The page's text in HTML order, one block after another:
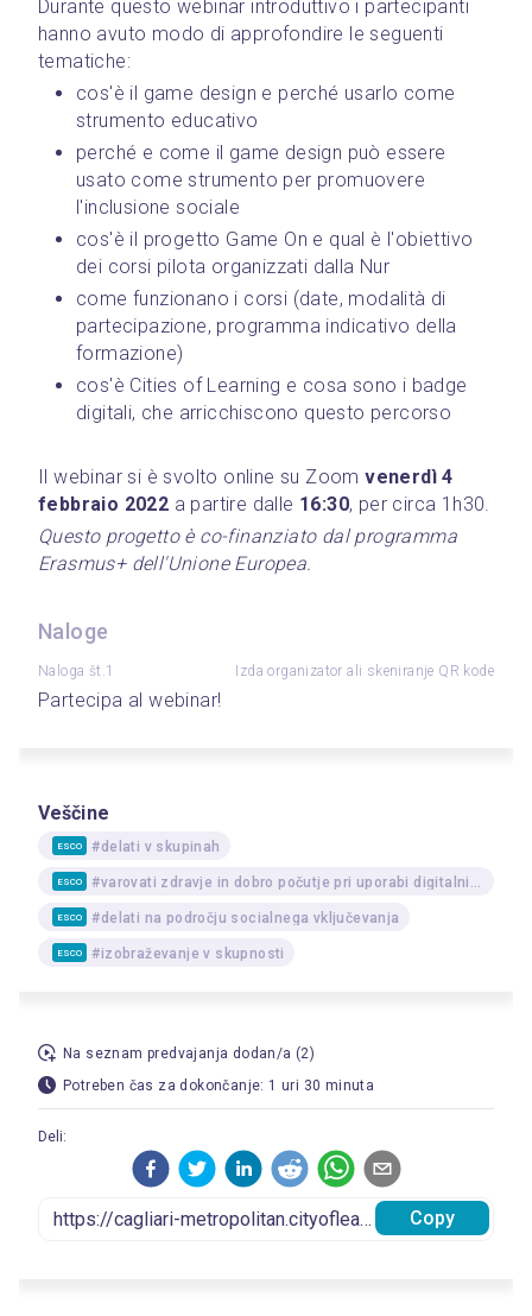
Durante questo webinar introduttivo i partecipanti
hanno avuto modo di approfondire le seguenti
tematiche:
cos'è il game design e perché usarlo come
strumento educativo
perché e come il game design può essere
usato come strumento per promuovere
l'inclusione sociale
cos'è il progetto Game On e qual è l'obiettivo
dei corsi pilota organizzati dalla Nur
come funzionano i corsi (date, modalità di
partecipazione, programma indicativo della
formazione)
cos'è Cities of Learning e cosa sono i badge
digitali, che arricchiscono questo percorso
Il webinar si è svolto online su Zoom venerdì 4
febbraio 2022 a partire dalle 16:30, per circa 1h30.
Questo progetto è co-finanziato dal programma
Erasmus+ dell'Unione Europea.
Naloge
Naloga št.1 Izda organizator ali skeniranje QR kode
Partecipa al webinar!
Veščine
ESCO #delati v skupinah
ESCO #varovati zdravje in dobro počutje pri uporabi digitalnih tehnologij
ESCO #delati na področju socialnega vključevanja
ESCO #izobraževanje v skupnosti
Na seznam predvajanja dodan/a (2)
Potreben čas za dokončanje: 1 uri 30 minuta
Deli:
Copy